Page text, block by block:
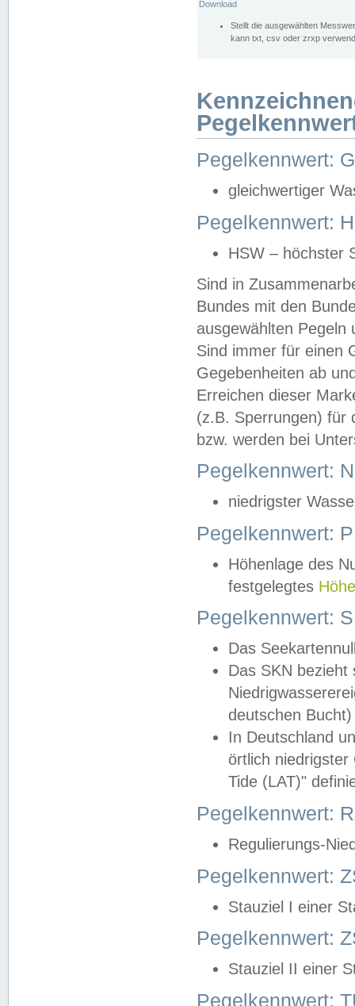
Download
Stellt die ausgewählten
kann txt, csv oder zrxp
Pegelkennwert:
gleichwertiger
Pegelkennwert:
HSW – höchster
Sind in
Bundes mit den
ausgewählten
Sind immer für einen
Gegebenheiten ab
Erreichen dieser
(z.B. Sperrungen) für
bzw. werden bei
Pegelkennwert:
niedrigster
Pegelkennwert:
Höhenlage des
festgelegtes
Pegelkennwert:
Das
Das SKN
deutschen
In Deutschland
örtlich
Tide (LAT)"
Pegelkennwert:
Regulierungs-
Pegelkennwert:
Stauziel I einer
Pegelkennwert:
Stauziel II einer
Pegelkennwert: